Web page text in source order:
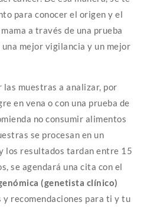
para conocer el origen y el
a través de una prueba
mejor vigilancia y un mejor
las muestras a analizar, por
en vena o con una prueba de
no consumir alimentos
se procesan en un
los resultados tardan entre 15
se agendará una cita con el
(genetista clínico)
recomendaciones para ti y tu